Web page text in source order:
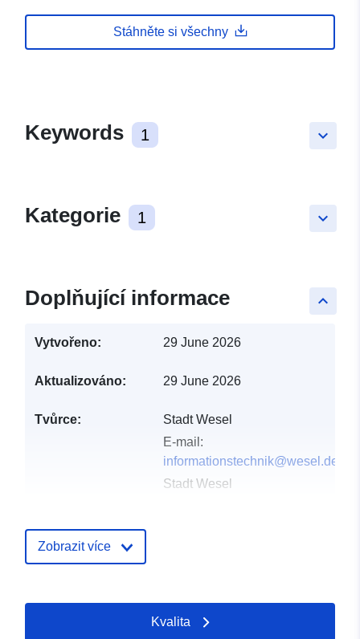
Stáhněte si všechny
keyboard_arrow_down
Keywords 1
keyboard_arrow_down
Kategorie 1
keyboard_arrow_up
Doplňující informace
Vytvořeno: 29 June 2026
Aktualizováno: 29 June 2026
Tvůrce:
Stadt Wesel
E-mail:
informationstechnik@wesel.de
Stadt Wesel
Vydavatel:
Zobrazit více
Kvalita